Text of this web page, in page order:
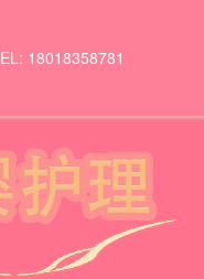
18018358781